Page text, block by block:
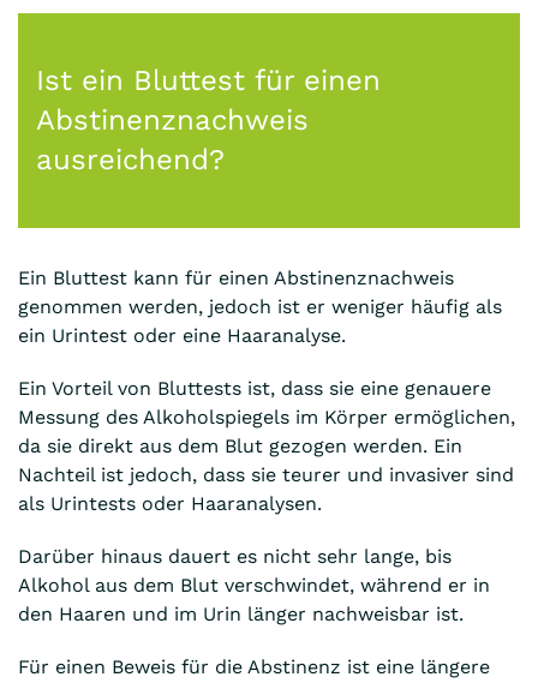
Ist ein Bluttest für einen
Abstinenznachweis
ausreichend?
Ein Bluttest kann für einen Abstinenznachweis
genommen werden, jedoch ist er weniger häufig als
ein Urintest oder eine Haaranalyse.
Ein Vorteil von Bluttests ist, dass sie eine genauere
Messung des Alkoholspiegels im Körper ermöglichen,
da sie direkt aus dem Blut gezogen werden. Ein
Nachteil ist jedoch, dass sie teurer und invasiver sind
als Urintests oder Haaranalysen.
Darüber hinaus dauert es nicht sehr lange, bis
Alkohol aus dem Blut verschwindet, während er in
den Haaren und im Urin länger nachweisbar ist.
Für einen Beweis für die Abstinenz ist eine längere